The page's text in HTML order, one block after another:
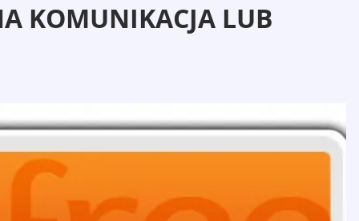
KOMUNIKACJA LUB